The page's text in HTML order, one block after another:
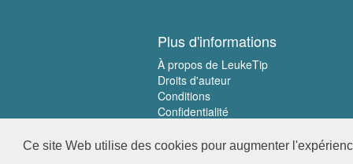
Ce site Web utilise des cookies pour augmenter
Plus d'informations
À propos de LeukeTip
Droits d'auteur
Conditions
Confidentialité